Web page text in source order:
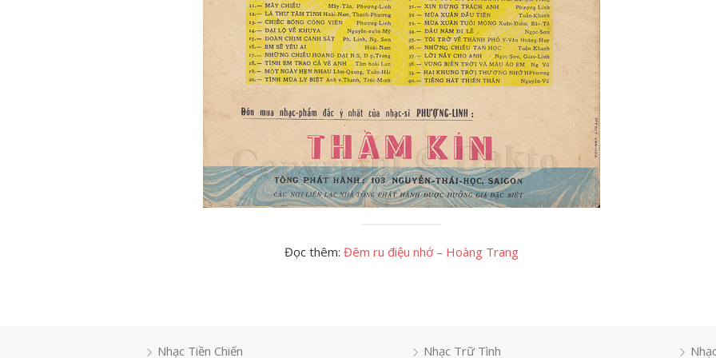
Đọc thêm: Đêm ru điệu nhớ – Hoàng Trang
Nhạc Tiền Chiến Nhạc Trữ Tình